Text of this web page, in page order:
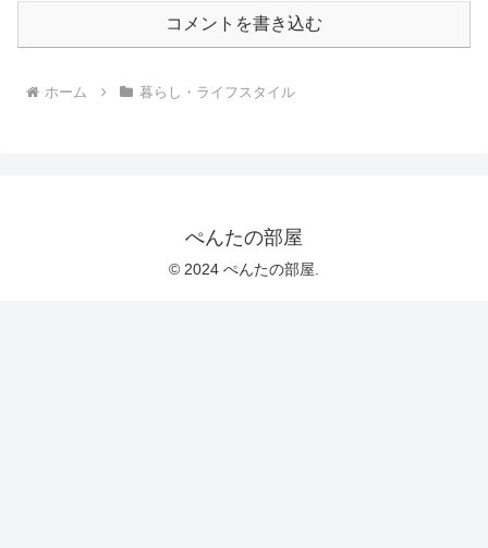
コメントを書き込む
ホーム 暮らし・ライフスタイル
ぺんたの部屋
© 2024 ぺんたの部屋.